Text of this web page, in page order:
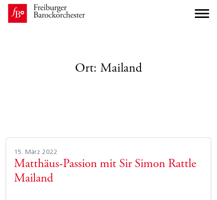
Ort: Mailand
15. März 2022
Matthäus-Passion mit Sir Simon Rattle
Mailand